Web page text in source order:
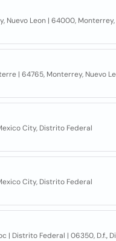
Leon | 64000, Monterrey,
| 64765, Monterrey, Nuevo
City, Distrito Federal
City, Distrito Federal
| Distrito Federal | 06350, D.f.,